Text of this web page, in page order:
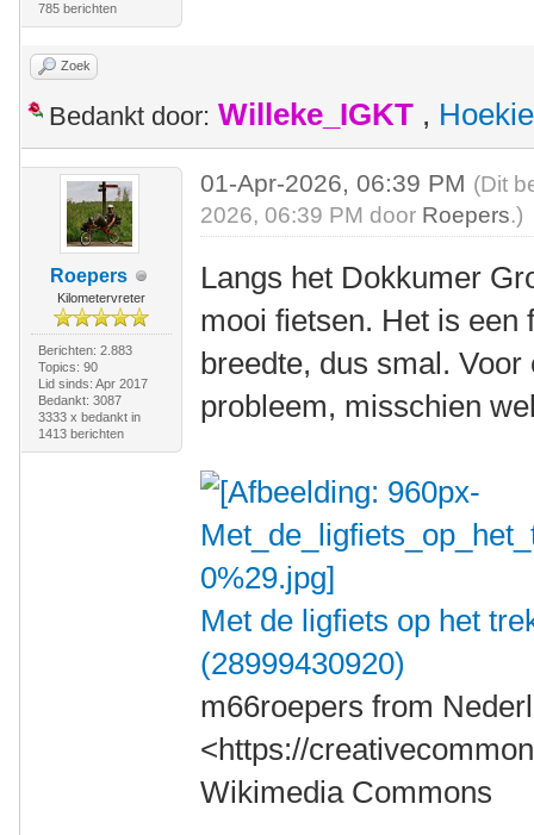
785 berichten
Zoek
Bedankt door: Willeke_IGKT , Hoekie
Roepers
Kilometervreter
Berichten: 2.883
Topics: 90
Lid sinds: Apr 2017
Bedankt: 3087
3333 x bedankt in
1413 berichten
01-Apr-2026, 06:39 PM (Dit
2026, 06:39 PM door Roepers.)
Langs het Dokkumer
mooi fietsen. Het is een
breedte, dus smal.
probleem, misschien
Met de ligfiets op het
(28999430920)
m66roepers from
<https://
Wikimedia Commons